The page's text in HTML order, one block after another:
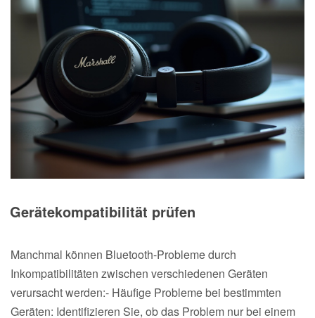
Gerätekompatibilität prüfen
Manchmal können Bluetooth-Probleme durch
Inkompatibilitäten zwischen verschiedenen Geräten
verursacht werden:- Häufige Probleme bei bestimmten
Geräten: Identifizieren Sie, ob das Problem nur bei einem